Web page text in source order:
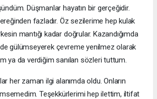
Düşmanlar hayatın bir gerçeğidir.
fazladır. Öz sezilerime hep kulak
mantığı kadar doğrular. Kazandığımda
gülümseyerek çevreme yenilmez olarak
ya da verdiğim sanılan sözleri tuttum.
her zaman ilgi alanımda oldu. Onların
Teşekkürlerimi hep ilettim, iltifat